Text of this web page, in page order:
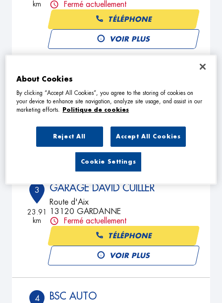
km
Fermé actuellement
TÉLÉPHONE
VOIR PLUS
2
20.67
km
MECANAS
Chemin de la Blaque
13090 AIX EN PROVENCE
Fermé aujourd'hui
TÉLÉPHONE
VOIR PLUS
3
23.91
km
GARAGE DAVID CUILLER
Route d'Aix
13120 GARDANNE
Fermé actuellement
TÉLÉPHONE
VOIR PLUS
4 BSC AUTO
About Cookies
By clicking “Accept All Cookies”, you agree to the storing of cookies on
your device to enhance site navigation, analyze site usage, and assist in our
marketing efforts.
Politique de cookies
Reject All Accept All Cookies
Cookie Settings